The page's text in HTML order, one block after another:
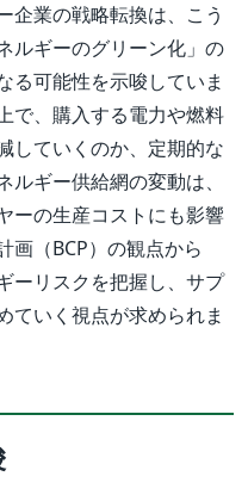
企業の戦略転換は、こう
ルギーのグリーン化」の
る可能性を示唆していま
で、購入する電力や燃料
していくのか、定期的な
ギー供給網の変動は、
ーの生産コストにも影響
画（BCP）の観点から
ーリスクを把握し、サプ
ていく視点が求められま